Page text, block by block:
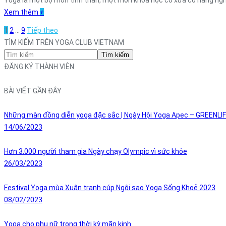
Xem thêm +
1 2 9 Tiếp theo
TÌM KIẾM TRÊN YOGA CLUB VIETNAM
Tìm kiếm
ĐĂNG KÝ THÀNH VIÊN
BÀI VIẾT GẦN ĐÂY
Những màn đồng diễn yoga đặc sắc | Ngày Hội Yoga Apec –
14/06/2023
Hơn 3.000 người tham gia Ngày chạy Olympic vì sức khỏe
26/03/2023
Festival Yoga mùa Xuân tranh cúp Ngôi sao Yoga Sống Khoẻ 2023
08/02/2023
Yoga cho phụ nữ trong thời kỳ mãn kinh